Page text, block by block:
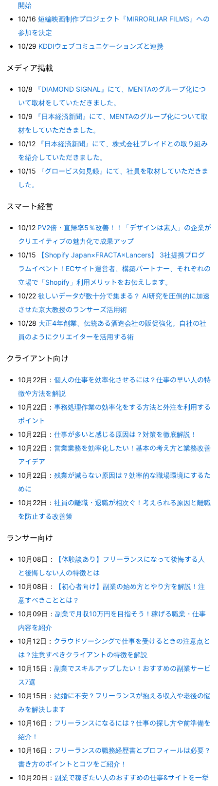
開始
10/16短編映画制作プロジェクト『MIRRORLIAR FILMS』への
参加を決定
10/29 KDDIウェブコミュニケーションズと連携
メディア掲載
10/8
『DIAMOND SIGNAL』にて、MENTAのグループ化につ
いて取材をしていただきました。
10/9
『日本経済新聞』にて、MENTAのグループ化について取
材をしていただきました。
10/12
『日本経済新聞』にて、株式会社プレイドとの取り組み
を紹介していただきました。
10/15
『グロービス知見録』にて、社員を取材していただきま
した。
スマート経営
10/12 PV2倍・直帰率5％改善！！「デザインは素人」の企業が
クリエイティブの魅力化で成果アップ
10/15
【Shopify Japan×FRACTA×Lancers】 3社提携プログ
ラムイベント！ECサイト運営者、構築パートナー、それぞれの
立場で「Shopify」利用メリットをお伝えします。
10/22欲しいデータが数十分で集まる？ AI研究を圧倒的に加速
させた京大教授のランサーズ活用術
10/28 大正4年創業、伝統ある酒造会社の販促強化。自社の社
員のようにクリエイターを活用する術
クライアント向け
10月22日：個人の仕事を効率化させるには？仕事の早い人の特
徴や方法を解説
10月22日：事務処理作業の効率化をする方法と外注を利用する
ポイント
10月22日：仕事が多いと感じる原因は？対策を徹底解説！
10月22日：営業業務を効率化したい！基本の考え方と業務改善
アイデア
10月22日：残業が減らない原因は？効率的な職場環境にするた
めに
10月22日：社員の離職・退職が相次ぐ！考えられる原因と離職
を防止する改善策
ランサー向け
10月08日：
【体験談あり】フリーランスになって後悔する人
と後悔しない人の特徴とは
10月08日：
【初心者向け】副業の始め方とやり方を解説！注
意すべきこととは？
10月09日：副業で月収10万円を目指そう！稼げる職業・仕事
内容を紹介
10月12日： クラウドソーシングで仕事を受けるときの注意点と
は？注意すべきクライアントの特徴を解説
10月15日：副業でスキルアップしたい！おすすめの副業サービ
ス7選
10月15日：結婚に不安？フリーランスが抱える収入や老後の悩
みを解決します
10月16日： フリーランスになるには？仕事の探し方や前準備を
紹介！
10月16日： フリーランスの職務経歴書とプロフィールは必要？
書き方のポイントとコツをご紹介！
10月20日：副業で稼ぎたい人のおすすめの仕事&サイトを一挙